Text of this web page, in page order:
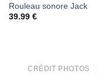
Rouleau sonore Jack
39.99 €
CRÉDIT PHOTOS